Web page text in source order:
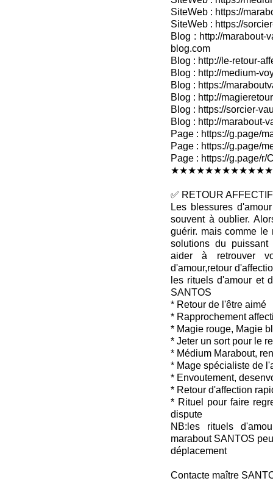
SiteWeb : https://
SiteWeb : https://
Blog : http://marabout-
blog.com
Blog : http://le-retour-
Blog : http://medium-
Blog : https://
Blog : http://
Blog : https://sorcier-
Blog : http://marabout-
Page : https://g.page/
Page : https://g.page/
Page : https://g.page/
✅ RETOUR
Les blessures
souvent à oublier.
guérir. mais comme le
solutions du
aider à retrouver
d'amour,retour
les rituels d'amour et
SANTOS
* Retour de l'être aimé
* Rapprochement
* Magie rouge, Magie
* Jeter un sort pour le
* Médium Marabout,
* Mage spécialiste de
* Envoutement,
* Retour d'affection
* Rituel pour faire
dispute
NB:les rituels
marabout SANTOS
déplacement
Contacte maître